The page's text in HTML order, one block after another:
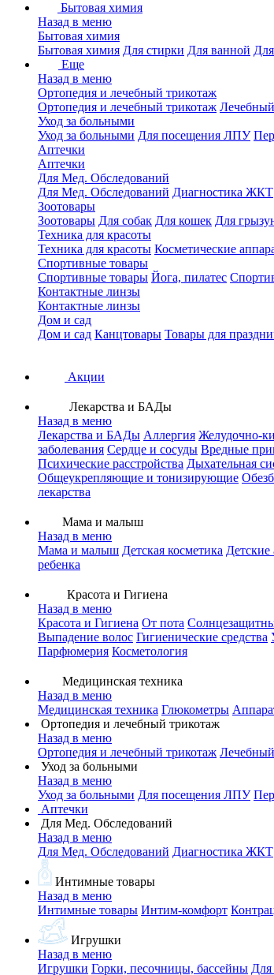
Бытовая химия
Назад в меню
Бытовая химия
Бытовая химия Для стирки Для ванной
Еще
Назад в меню
Ортопедия и лечебный трикотаж
Ортопедия и лечебный трикотаж
Уход за больными
Уход за больными Для посещения ЛПУ
Аптечки
Аптечки
Для Мед. Обследований
Для Мед. Обследований Диагностика ЖКТ
Зоотовары
Зоотовары Для собак Для кошек Для
Техника для красоты
Техника для красоты Косметические
Спортивные товары
Спортивные товары Йога, пилатес
Контактные линзы
Контактные линзы
Дом и сад
Дом и сад Канцтовары Товары для
Акции
Лекарства и БАДы
Назад в меню
Лекарства и БАДы Аллергия Желудочно-
заболевания Сердце и сосуды Вредные
Психические расстройства Дыхательная
Общеукрепляющие и тонизирующие
лекарства
Мама и малыш
Назад в меню
Мама и малыш Детская косметика Детские
ребенка
Красота и Гигиена
Назад в меню
Красота и Гигиена От пота
Выпадение волос Гигиенические средства
Парфюмерия Косметология
Медицинская техника
Назад в меню
Медицинская техника Глюкометры
Ортопедия и лечебный трикотаж
Назад в меню
Ортопедия и лечебный трикотаж
Уход за больными
Назад в меню
Уход за больными Для посещения ЛПУ
Аптечки
Для Мед. Обследований
Назад в меню
Для Мед. Обследований Диагностика ЖКТ
Интимные товары
Назад в меню
Интимные товары Интим-комфорт
Игрушки
Назад в меню
Игрушки Горки, песочницы, бассейны Для